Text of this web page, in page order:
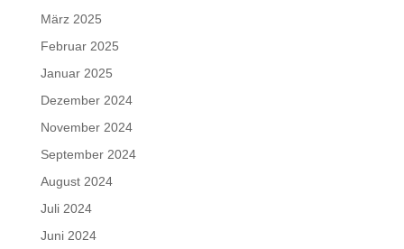
März 2025
Februar 2025
Januar 2025
Dezember 2024
November 2024
September 2024
August 2024
Juli 2024
Juni 2024